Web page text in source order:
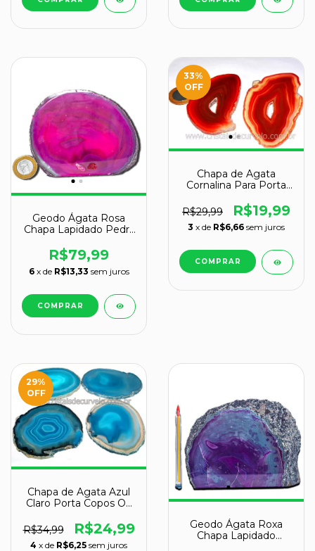
Geodo Ágata Rosa
Chapa Lapidado Pedra
R$79,99
6 x de R$13,33 sem juros
33%
OFF
Chapa de Agata
Cornalina Para Porta
de Artesanato
Tamanho M
R$29,99 R$19,99
3 x de R$6,66 sem juros
29%
OFF
Chapa de Agata Azul
Claro Porta Copos Ou
R$34,99
R$24,99
4 x de R$6,25 sem juros
Geodo Ágata Roxa
Chapa Lapidado